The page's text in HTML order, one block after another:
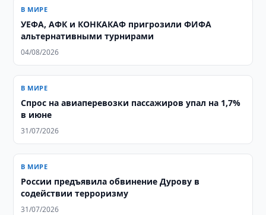
В МИРЕ
УЕФА, АФК и КОНКАКАФ пригрозили ФИФА
альтернативными турнирами
04/08/2026
В МИРЕ
Спрос на авиаперевозки пассажиров упал на 1,7%
в июне
31/07/2026
В МИРЕ
России предъявила обвинение Дурову в
содействии терроризму
31/07/2026